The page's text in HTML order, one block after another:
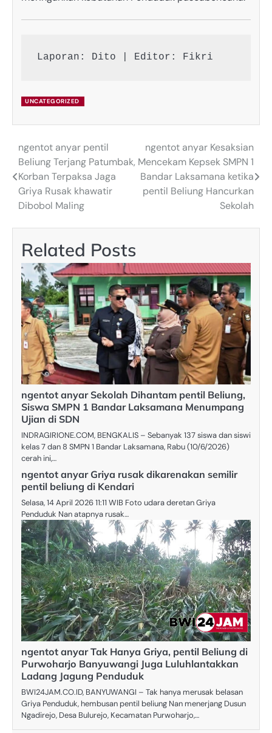
Laporan: Dito | Editor: Fikri
UNCATEGORIZED
Post
navigation
ngentot anyar pentil
Beliung Terjang Patumbak,
Korban Terpaksa Jaga
Griya Rusak khawatir
Dibobol Maling
ngentot anyar Kesaksian
Mencekam Kepsek SMPN 1
Bandar Laksamana ketika
pentil Beliung Hancurkan
Sekolah
Related Posts
ngentot anyar Sekolah Dihantam pentil Beliung,
Siswa SMPN 1 Bandar Laksamana Menumpang
Ujian di SDN
INDRAGIRIONE.COM, BENGKALIS – Sebanyak 137 siswa dan siswi
kelas 7 dan 8 SMPN 1 Bandar Laksamana, Rabu (10/6/2026)
cerah ini,…
ngentot anyar Griya rusak dikarenakan semilir
pentil beliung di Kendari
Selasa, 14 April 2026 11:11 WIB Foto udara deretan Griya
Penduduk Nan atapnya rusak…
ngentot anyar Tak Hanya Griya, pentil Beliung di
Purwoharjo Banyuwangi Juga Luluhlantakkan
Ladang Jagung Penduduk
BWI24JAM.CO.ID, BANYUWANGI – Tak hanya merusak belasan
Griya Penduduk, hembusan pentil beliung Nan menerjang Dusun
Ngadirejo, Desa Bulurejo, Kecamatan Purwoharjo,…